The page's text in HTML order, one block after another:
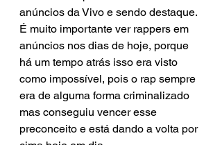
anúncios da Vivo e sendo destaque.
É muito importante ver rappers em
anúncios nos dias de hoje, porque
há um tempo atrás isso era visto
como impossível, pois o rap sempre
era de alguma forma criminalizado
mas conseguiu vencer esse
preconceito e está dando a volta por